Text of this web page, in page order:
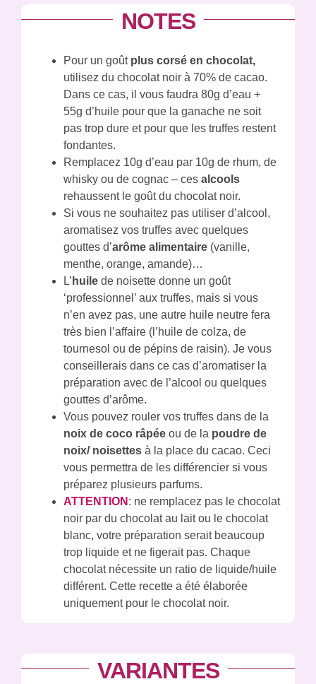
NOTES
Pour un goûtplus corsé en chocolat,
utilisez du chocolat noir à 70% de cacao.
Dans ce cas, il vous faudra 80g d’eau +
55g d’huile pour que la ganache ne soit
pas trop dure et pour que les truffes restent
fondantes.
Remplacez 10g d’eau par 10g de rhum, de
whisky ou de cognac – ces alcools
rehaussent le goût du chocolat noir.
Si vous ne souhaitez pas utiliser d’alcool,
aromatisez vos truffes avec quelques
gouttes d’arôme alimentaire (vanille,
menthe, orange, amande)…
L’ huile de noisette donne un goût
‘professionnel’ aux truffes, mais si vous
n’en avez pas, une autre huile neutre fera
très bien l’affaire (l’huile de colza, de
tournesol ou de pépins de raisin). Je vous
conseillerais dans ce cas d’aromatiser la
préparation avec de l’alcool ou quelques
gouttes d’arôme.
Vous pouvez rouler vos truffes dans de la
noix de coco râpée ou de la poudre de
noix/ noisettes à la place du cacao. Ceci
vous permettra de les différencier si vous
préparez plusieurs parfums.
ATTENTION : ne remplacez pas le chocolat
noir par du chocolat au lait ou le chocolat
blanc, votre préparation serait beaucoup
trop liquide et ne figerait pas. Chaque
chocolat nécessite un ratio de liquide/huile
différent. Cette recette a été élaborée
uniquement pour le chocolat noir.
VARIANTES